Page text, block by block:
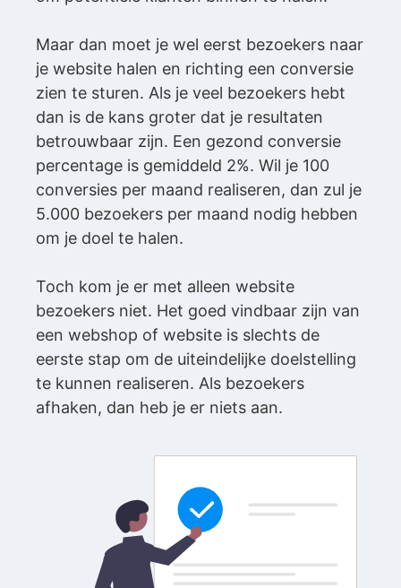
Maar dan moet je wel eerst bezoekers naar
je website halen en richting een conversie
zien te sturen. Als je veel bezoekers hebt
dan is de kans groter dat je resultaten
betrouwbaar zijn. Een gezond conversie
percentage is gemiddeld 2%. Wil je 100
conversies per maand realiseren, dan zul je
5.000 bezoekers per maand nodig hebben
om je doel te halen.
Toch kom je er met alleen website
bezoekers niet. Het goed vindbaar zijn van
een webshop of website is slechts de
eerste stap om de uiteindelijke doelstelling
te kunnen realiseren. Als bezoekers
afhaken, dan heb je er niets aan.